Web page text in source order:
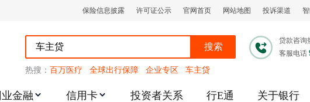
保险信息披露 许可证公示 官网首页 网站地图 投诉渠道
搜索
贷款咨询
客服电话
热搜： 百万医疗 全球出行保障 企业专区 车主贷
业金融 信用卡 投资者关系 行E通 关于银行